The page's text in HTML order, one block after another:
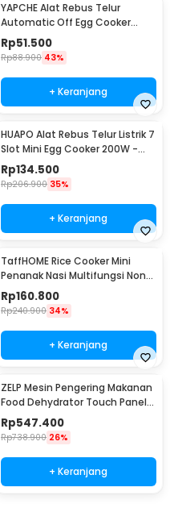
YAPCHE Alat Rebus Telur
Automatic Off Egg Cooker
220V 2 Layer - BN-30
Rp51.500
Rp88.900 43%
+ Keranjang
HUAPO Alat Rebus Telur Listrik 7
Slot Mini Egg Cooker 200W -
ZDQ-FX04
Rp134.500
Rp206.900 35%
+ Keranjang
TaffHOME Rice Cooker Mini
Penanak Nasi Multifungsi Non
Stick 1.8L 450W - JKS16S
Rp160.800
Rp240.900 34%
+ Keranjang
ZELP Mesin Pengering Makanan
Food Dehydrator Touch Panel 8
Layer 400W - RZ-166
Rp547.400
Rp738.900 26%
+ Keranjang